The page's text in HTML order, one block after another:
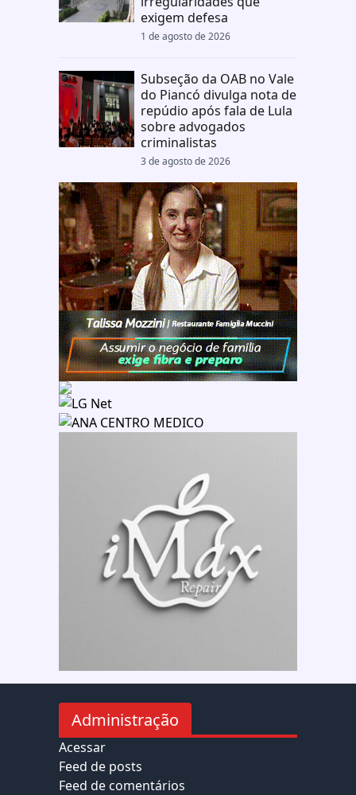
exigem defesa
1 de agosto de 2026
Subseção da OAB no Vale
do Piancó divulga nota de
repúdio após fala de Lula
sobre advogados
criminalistas
3 de agosto de 2026
Administração
Acessar
Feed de posts
Feed de comentários